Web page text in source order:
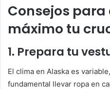
Consejos
máximo tu
1. Prepara tu
El clima en Alaska es
fundamental llevar ropa en